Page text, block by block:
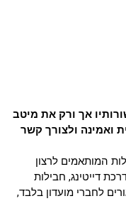
אך ורק את מיטב
ואמינה ולצורך קשר
המותאמים לרצון
דייטינג, חבילות
לחברי מועדון בלבד,